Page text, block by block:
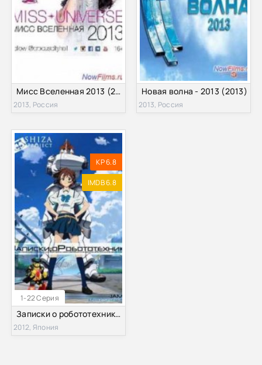
Мисс Вселенная 2013 (2013)
2013, Россия
Новая волна - 2013 (2013)
2013, Россия
1-22 Серия
KP 6.8
IMDB 6.8
Записки о робототехнике (2012)
2012, Япония